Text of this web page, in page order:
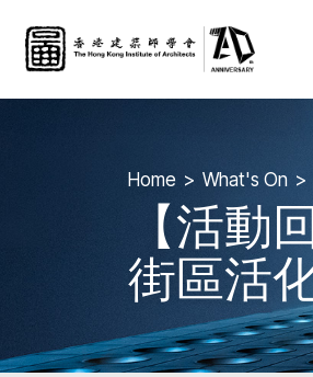
Home What's On
【活
街區活